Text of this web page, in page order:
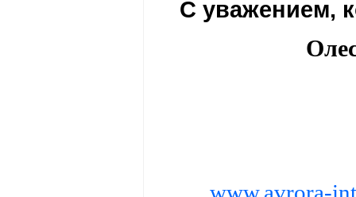
С уважением,